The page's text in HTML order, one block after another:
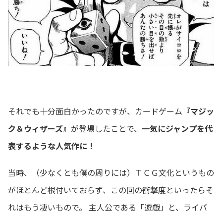
それでも十分面白かったのですが、カードゲーム 『マジッ
ク＆ウィザーズ』 が登場したことで、 一気にジャンプを代
表するような人気作に！
当時、（少なくとも僕の周りには）ＴＣＧ文化というもの
がほとんど根付いておらず、この回の衝撃度といったらそ
れはもう凄いもので。 主人公である「遊戯」と、ライバ